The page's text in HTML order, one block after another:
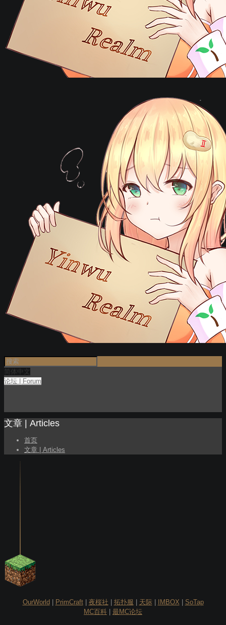
简体中文
论坛 | Forum
文章 | Articles
首页
文章 | Articles
OurWorld PrimCraft| 夜桜社 拓扑服 天际| IMBOX
SoTap
MC百科
最MC论坛